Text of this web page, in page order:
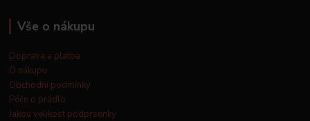
Vše o nákupu
Doprava a platba
O nákupu
Obchodní podmínky
Péče o prádlo
Jakou velikost podprsenky